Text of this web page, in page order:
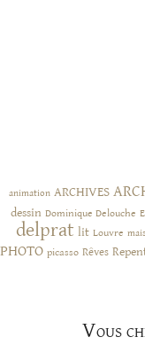
animation ARCHIVES
dessin Dominique Delouche
delprat lit Louvre
PHOTO picasso Rêves
Vous